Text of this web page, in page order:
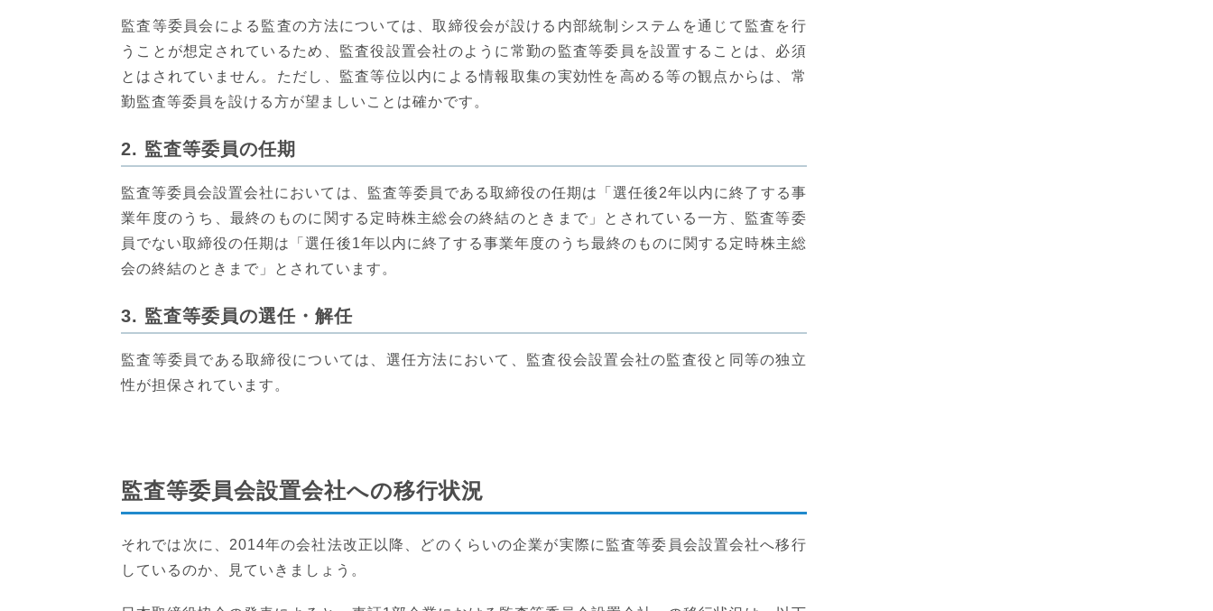
監査等委員会による監査の方法については、取締役会が設ける内部統制システムを通じて監査を行
うことが想定されているため、監査役設置会社のように常勤の監査等委員を設置することは、必須
とはされていません。ただし、監査等位以内による情報取集の実効性を高める等の観点からは、常
勤監査等委員を設ける方が望ましいことは確かです。
2. 監査等委員の任期
監査等委員会設置会社においては、監査等委員である取締役の任期は「選任後2年以内に終了する事
業年度のうち、最終のものに関する定時株主総会の終結のときまで」とされている一方、監査等委
員でない取締役の任期は「選任後1年以内に終了する事業年度のうち最終のものに関する定時株主総
会の終結のときまで」とされています。
3. 監査等委員の選任・解任
監査等委員である取締役については、選任方法において、監査役会設置会社の監査役と同等の独立
性が担保されています。
監査等委員会設置会社への移行状況
それでは次に、2014年の会社法改正以降、どのくらいの企業が実際に監査等委員会設置会社へ移行
しているのか、見ていきましょう。